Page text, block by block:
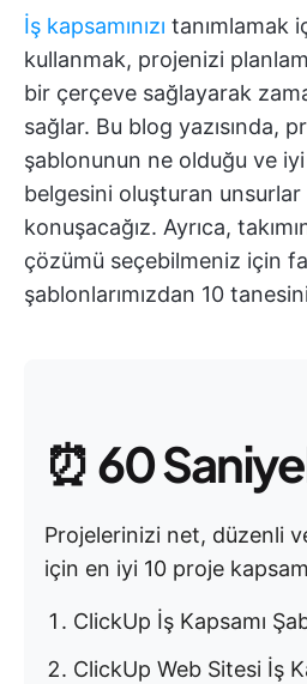
İş kapsamınızı tanımlamak
kullanmak, projenizi
bir çerçeve sağlayarak
sağlar. Bu blog yazısında,
şablonunun ne olduğu ve
belgesini oluşturan unsurlar
konuşacağız. Ayrıca,
çözümü seçebilmeniz için
şablonlarımızdan 10
⏰60
Projelerinizi net, düzenli
için en iyi 10 proje
ClickUp İş Kapsamı
ClickUp Web Sitesi İş